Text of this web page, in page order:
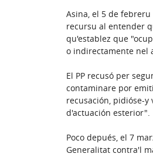
Asina, el 5 de
recursu al entender
qu'establez que
o indirectamente nel
El PP recusó per
contaminare por
recusación, pidióse-
d'actuación esterior".
Poco depués, el 7
Generalitat contra'l